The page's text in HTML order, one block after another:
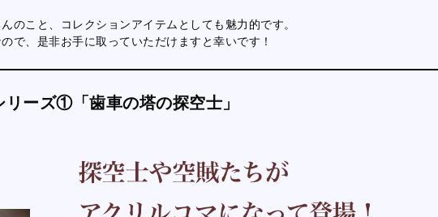
のこと、コレクションアイテムとしても魅力的です。
で、是非お手に取っていただけますと幸いです！
ーズ①「歯車の塔の探空士」